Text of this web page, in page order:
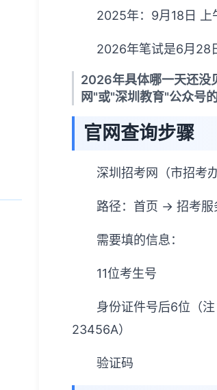
2025年：9月18日 上
2026年笔试是6月28
2026年具体哪一天还没
网"或"深圳教育"公众号
官网查询步骤
深圳招考网（市招
路径：首页 → 招考
需要填的信息：
11位考生号
身份证件号后6位（
23456A）
验证码